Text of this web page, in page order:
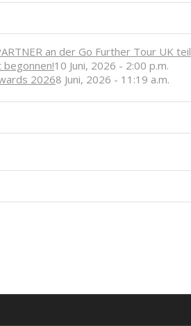
an der Go Further Tour UK teil
begonnen!10 Juni, 2026 - 2:00 p.m.
20268 Juni, 2026 - 11:19 a.m.